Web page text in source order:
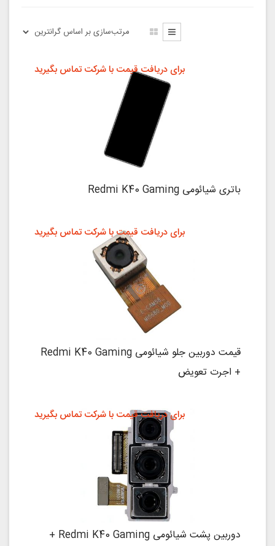
باتری شیائومی Redmi K40 Gaming
برای دریافت قیمت با شرکت تماس بگیرید
قیمت دوربین جلو شیائومی Redmi K40 Gaming
+ اجرت تعویض
برای دریافت قیمت با شرکت تماس بگیرید
دوربین پشت شیائومی Redmi K40 Gaming +
برای دریافت قیمت با شرکت تماس بگیرید